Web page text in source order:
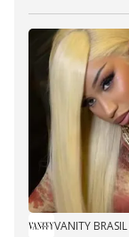
VANITY BRASIL